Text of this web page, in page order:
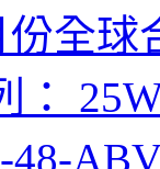
全球
：
48-